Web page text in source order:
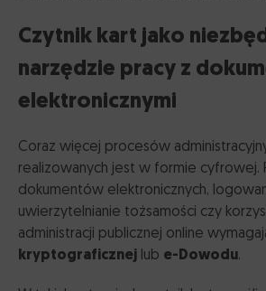
Kontakt
Język
Certyfikaty bezpieczeństwa
Karty i czytniki
Sprawdzaj autentyczność e-
Oznacz datę utworzenia dokumentu
Lease Group
InPost
Grupa Polsat
Echo
Czytnik kart jako
narzędzie pracy z
elektronicznymi
Coraz więcej procesów
realizowanych jest w formie cyfrowej.
dokumentów elektronicznych,
uwierzytelnianie tożsamości czy
administracji publicznej online
kryptograficznej lub e-Dowodu.